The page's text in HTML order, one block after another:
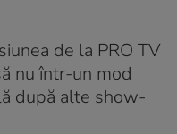
de la PRO TV
nu într-un mod
după alte show-